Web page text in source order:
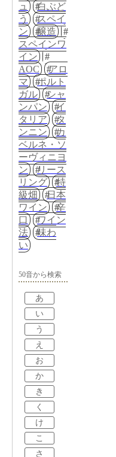
ュ
白ぶど
う
スペイ
ン
醸造
スペインワ
イン
AOC
アロ
マ
ポルト
ガル
シャ
ンパン
イ
タリア
タ
ンニン
カ
ベルネ・ソ
ーヴィニヨ
ン
リース
リング
特
級畑
日本
ワイン
辛
口
ワイン
法
味わ
い
50音から検索
あ
い
う
え
お
か
き
く
け
こ
さ